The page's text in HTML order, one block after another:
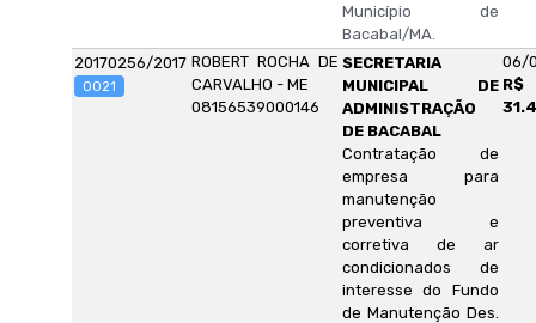
Município de
Bacabal/MA.
20170256/2017
0021
ROBERT ROCHA DE
CARVALHO - ME
08156539000146
SECRETARIA
MUNICIPAL DE
ADMINISTRAÇÃO
DE BACABAL
Contratação de
empresa para
manutenção
preventiva e
corretiva de ar
condicionados de
interesse do Fundo
de Manutenção Des.
06/
R$